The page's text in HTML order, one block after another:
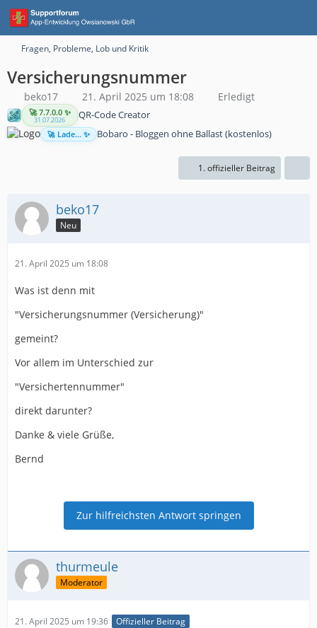
Fragen, Probleme, Lob und Kritik
Versicherungsnummer
beko17 21. April 2025 um 18:08 Erledigt
🚀 7.7.0.0 ✨
31.07.2026 QR-Code Creator
🚀 Lade... ✨ Bobaro - Bloggen ohne Ballast (kostenlos)
1. offizieller Beitrag
beko17
Neu
21. April 2025 um 18:08
Was ist denn mit
"Versicherungsnummer (Versicherung)"
gemeint?
Vor allem im Unterschied zur
"Versichertennummer"
direkt darunter?
Danke & viele Grüße,
Bernd
Zur hilfreichsten Antwort springen
thurmeule
Moderator
21. April 2025 um 19:36 Offizieller Beitrag